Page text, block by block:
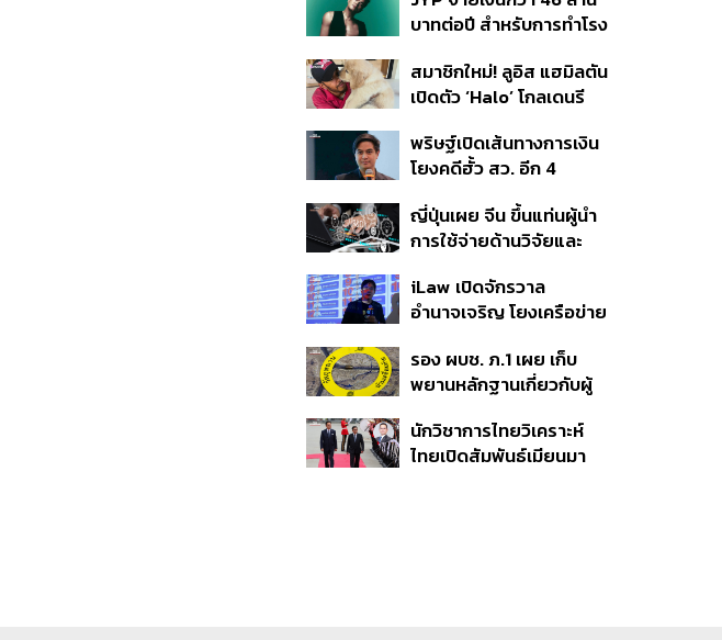
บาทต่อปี สำหรับการทำโรง
สมาชิกใหม่! ลูอิส แฮมิลตัน
เปิดตัว ‘Halo’ โกลเดนรี
พริษฐ์เปิดเส้นทางการเงิน
โยงคดีฮั้ว สว. อีก 4
อำนาจเจริญโอนเงินให้เจ้า
หน้าที่ กกต. ฝ่ายสืบสวน
ญี่ปุ่นเผย จีน ขึ้นแท่นผู้นำ
การใช้จ่ายด้านวิจัยและ
งานวิจัยถูกอ้างอิงสูงสุด
แซงสหรัฐฯ
iLaw เปิดจักรวาล
อำนาจเจริญ โยงเครือข่าย
สังเกตลงสมัครตรง
คุณสมบัติหรือไม่
รอง ผบช. ภ.1 เผย เก็บ
พยานหลักฐานเกี่ยวกับผู้
ตรวจสอบทั้งหมดแล้ว
นักวิชาการไทยวิเคราะห์
ไทยเปิดสัมพันธ์เมียนมา